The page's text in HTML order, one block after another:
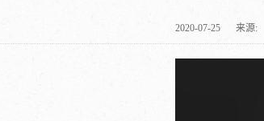
2020-07-25 来源: